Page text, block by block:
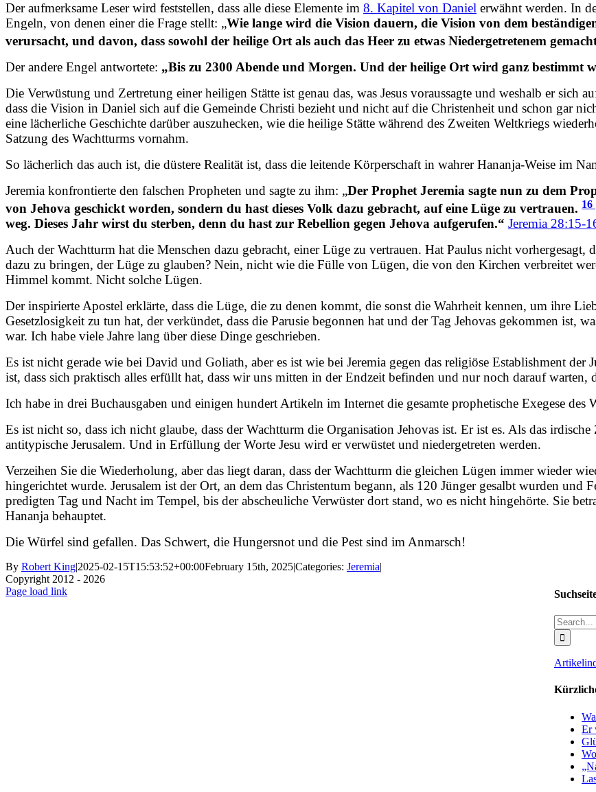
Der aufmerksame Leser wird feststellen, dass alle diese Elemente im 8. Kapitel von Daniel erwähnt werden. In
Engeln, von denen einer die Frage stellt: „Wie lange wird die Vision dauern, die Vision von dem
verursacht, und davon, dass sowohl der heilige Ort als auch das Heer zu etwas Niedergetretenem
Der andere Engel antwortete: „Bis zu 2300 Abende und Morgen. Und der heilige Ort wird ganz bestimmt
Die Verwüstung und Zertretung einer heiligen Stätte ist genau das, was Jesus voraussagte und weshalb er sich
dass die Vision in Daniel sich auf die Gemeinde Christi bezieht und nicht auf die Christenheit und schon gar
eine lächerliche Geschichte darüber auszuhecken, wie die heilige Stätte während des Zweiten Weltkriegs
Satzung des Wachtturms vornahm.
So lächerlich das auch ist, die düstere Realität ist, dass die leitende Körperschaft in wahrer Hananja-Weise im
Jeremia konfrontierte den falschen Propheten und sagte zu ihm: „Der Prophet Jeremia sagte nun zu dem
von Jehova geschickt worden, sondern du hast dieses Volk dazu gebracht, auf eine Lüge zu vertrauen. 16
weg. Dieses Jahr wirst du sterben, denn du hast zur Rebellion gegen Jehova aufgerufen.“ Jeremia 28:15-
Auch der Wachtturm hat die Menschen dazu gebracht, einer Lüge zu vertrauen. Hat Paulus nicht vorhergesagt,
dazu zu bringen, der Lüge zu glauben? Nein, nicht wie die Fülle von Lügen, die von den Kirchen verbreitet
Himmel kommt. Nicht solche Lügen.
Der inspirierte Apostel erklärte, dass die Lüge, die zu denen kommt, die sonst die Wahrheit kennen, um ihre
Gesetzlosigkeit zu tun hat, der verkündet, dass die Parusie begonnen hat und der Tag Jehovas gekommen ist,
war. Ich habe viele Jahre lang über diese Dinge geschrieben.
Es ist nicht gerade wie bei David und Goliath, aber es ist wie bei Jeremia gegen das religiöse Establishment der
ist, dass sich praktisch alles erfüllt hat, dass wir uns mitten in der Endzeit befinden und nur noch darauf warten,
Ich habe in drei Buchausgaben und einigen hundert Artikeln im Internet die gesamte prophetische Exegese des
Es ist nicht so, dass ich nicht glaube, dass der Wachtturm die Organisation Jehovas ist. Er ist es. Als das
antitypische Jerusalem. Und in Erfüllung der Worte Jesu wird er verwüstet und niedergetreten werden.
Verzeihen Sie die Wiederholung, aber das liegt daran, dass der Wachtturm die gleichen Lügen immer wieder
hingerichtet wurde. Jerusalem ist der Ort, an dem das Christentum begann, als 120 Jünger gesalbt wurden und
predigten Tag und Nacht im Tempel, bis der abscheuliche Verwüster dort stand, wo es nicht hingehörte. Sie
Hananja behauptet.
Die Würfel sind gefallen. Das Schwert, die Hungersnot und die Pest sind im Anmarsch!
By Robert King2025-02-15T15:53:52+00:00February 15th, 2025Categories: Jeremia
Search
for:
Er
Copyright 2012 - 2026
Facebook
X
Instagram
Pinterest
Page load link